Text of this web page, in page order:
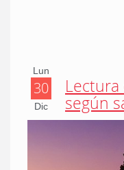
Lun
30
Dic
según